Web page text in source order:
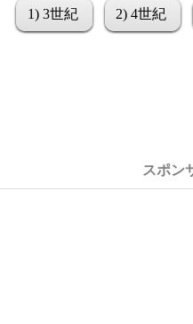
1) 3世紀 2) 4世紀